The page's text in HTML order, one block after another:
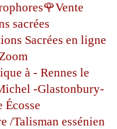
sacrées
Sacrées en ligne
à - Rennes le
-Glastonbury-
Écosse
/Talisman essénien